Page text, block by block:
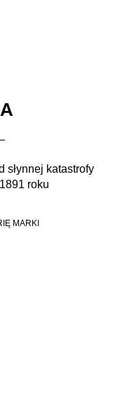
słynnej katastrofy
roku
MARKI